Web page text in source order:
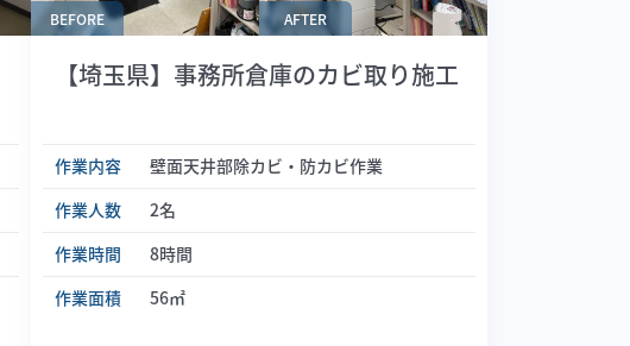
BEFORE AFTER
【埼玉県】事務所倉庫のカビ取り施工
作業内容
壁面天井部除カビ・防カビ作業
作業人数
2名
作業時間
8時間
作業面積
56㎡